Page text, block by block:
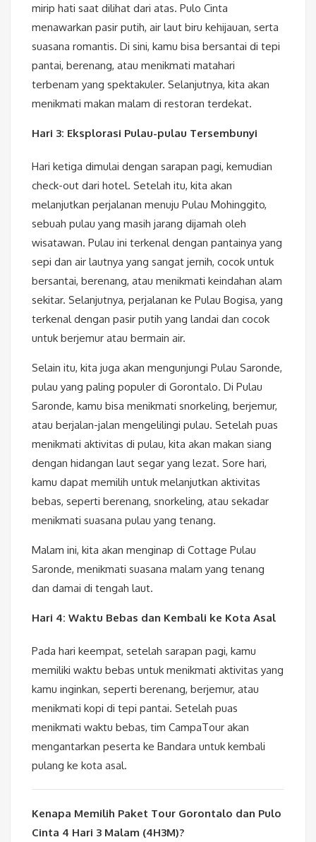
mirip hati saat dilihat dari atas. Pulo Cinta
menawarkan pasir putih, air laut biru kehijauan, serta
suasana romantis. Di sini, kamu bisa bersantai di tepi
pantai, berenang, atau menikmati matahari
terbenam yang spektakuler. Selanjutnya, kita akan
menikmati makan malam di restoran terdekat.
Hari 3: Eksplorasi Pulau-pulau Tersembunyi
Hari ketiga dimulai dengan sarapan pagi, kemudian
check-out dari hotel. Setelah itu, kita akan
melanjutkan perjalanan menuju Pulau Mohinggito,
sebuah pulau yang masih jarang dijamah oleh
wisatawan. Pulau ini terkenal dengan pantainya yang
sepi dan air lautnya yang sangat jernih, cocok untuk
bersantai, berenang, atau menikmati keindahan alam
sekitar. Selanjutnya, perjalanan ke Pulau Bogisa, yang
terkenal dengan pasir putih yang landai dan cocok
untuk berjemur atau bermain air.
Selain itu, kita juga akan mengunjungi Pulau Saronde,
pulau yang paling populer di Gorontalo. Di Pulau
Saronde, kamu bisa menikmati snorkeling, berjemur,
atau berjalan-jalan mengelilingi pulau. Setelah puas
menikmati aktivitas di pulau, kita akan makan siang
dengan hidangan laut segar yang lezat. Sore hari,
kamu dapat memilih untuk melanjutkan aktivitas
bebas, seperti berenang, snorkeling, atau sekadar
menikmati suasana pulau yang tenang.
Malam ini, kita akan menginap di Cottage Pulau
Saronde, menikmati suasana malam yang tenang
dan damai di tengah laut.
Hari 4: Waktu Bebas dan Kembali ke Kota Asal
Pada hari keempat, setelah sarapan pagi, kamu
memiliki waktu bebas untuk menikmati aktivitas yang
kamu inginkan, seperti berenang, berjemur, atau
menikmati kopi di tepi pantai. Setelah puas
menikmati waktu bebas, tim CampaTour akan
mengantarkan peserta ke Bandara untuk kembali
pulang ke kota asal.
Kenapa Memilih Paket Tour Gorontalo dan Pulo
Cinta 4 Hari 3 Malam (4H3M)?